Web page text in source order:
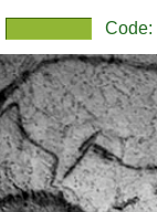
Code: